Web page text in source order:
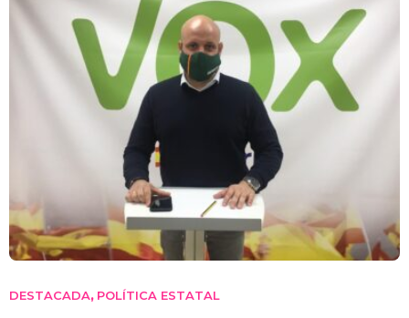
DESTACADA, POLÍTICA ESTATAL